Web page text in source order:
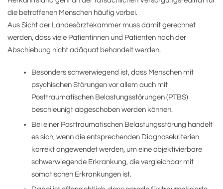
die betroffenen Menschen häufig vorbei.
Aus Sicht der Landesärztekammer muss damit gerechnet
werden, dass viele Patientinnen und Patienten nach der
Abschiebung nicht adäquat behandelt werden.
Besonders schwerwiegend ist, dass Menschen mit
psychischen Störungen vor allem auch mit
Posttraumatischen Belastungsstörungen (PTBS)
beschleunigt abgeschoben werden können.
Bei einer Posttraumatischen Belastungsstörung handelt
es sich, wenn die entsprechenden Diagnosekriterien
korrekt angewendet werden, um eine objektivierbare
schwerwiegende Erkrankung, die vergleichbar mit
somatischen Erkrankungen ist.